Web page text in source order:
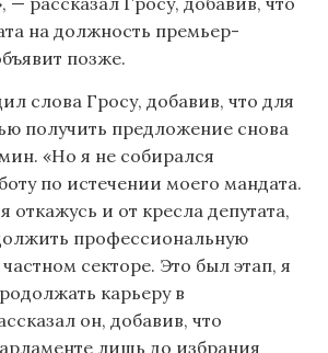
на должность премьер-
позже.
слова Гросу, добавив, что для
получить предложение снова
«Но я не собирался
по истечении моего мандата.
откажусь и от кресла депутата,
профессиональную
секторе. Это был этап, я
карьеру в
он, добавив, что
лишь до избрания